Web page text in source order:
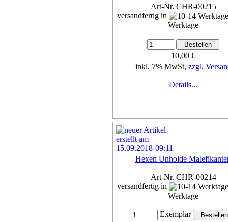
Art-Nr. CHR-00215
versandfertig in
Werktage
10,00 €
inkl. 7% MwSt, zzgl.
Details...
Hexen Unholde
Art-Nr. CHR-00214
versandfertig in
Werktage
Exemplar